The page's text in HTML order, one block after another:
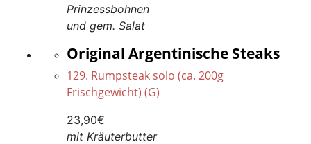
Prinzessbohnen
und gem. Salat
Original Argentinische Steaks
129. Rumpsteak solo (ca. 200g
Frischgewicht) (G)
23,90€
mit Kräuterbutter